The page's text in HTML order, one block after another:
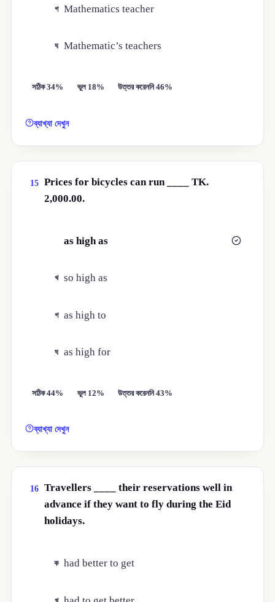
গ Mathematics teacher
ঘ Mathematic’s teachers
সঠিক 34% ভুল 18% উত্তর করেননি 46%
ব্যাখ্যা দেখুন
15 Prices for bicycles can run ____ TK.
2,000.00.
as high as
খ so high as
গ as high to
ঘ as high for
সঠিক 44% ভুল 12% উত্তর করেননি 43%
ব্যাখ্যা দেখুন
16 Travellers ____ their reservations well in
advance if they want to fly during the Eid
holidays.
ক had better to get